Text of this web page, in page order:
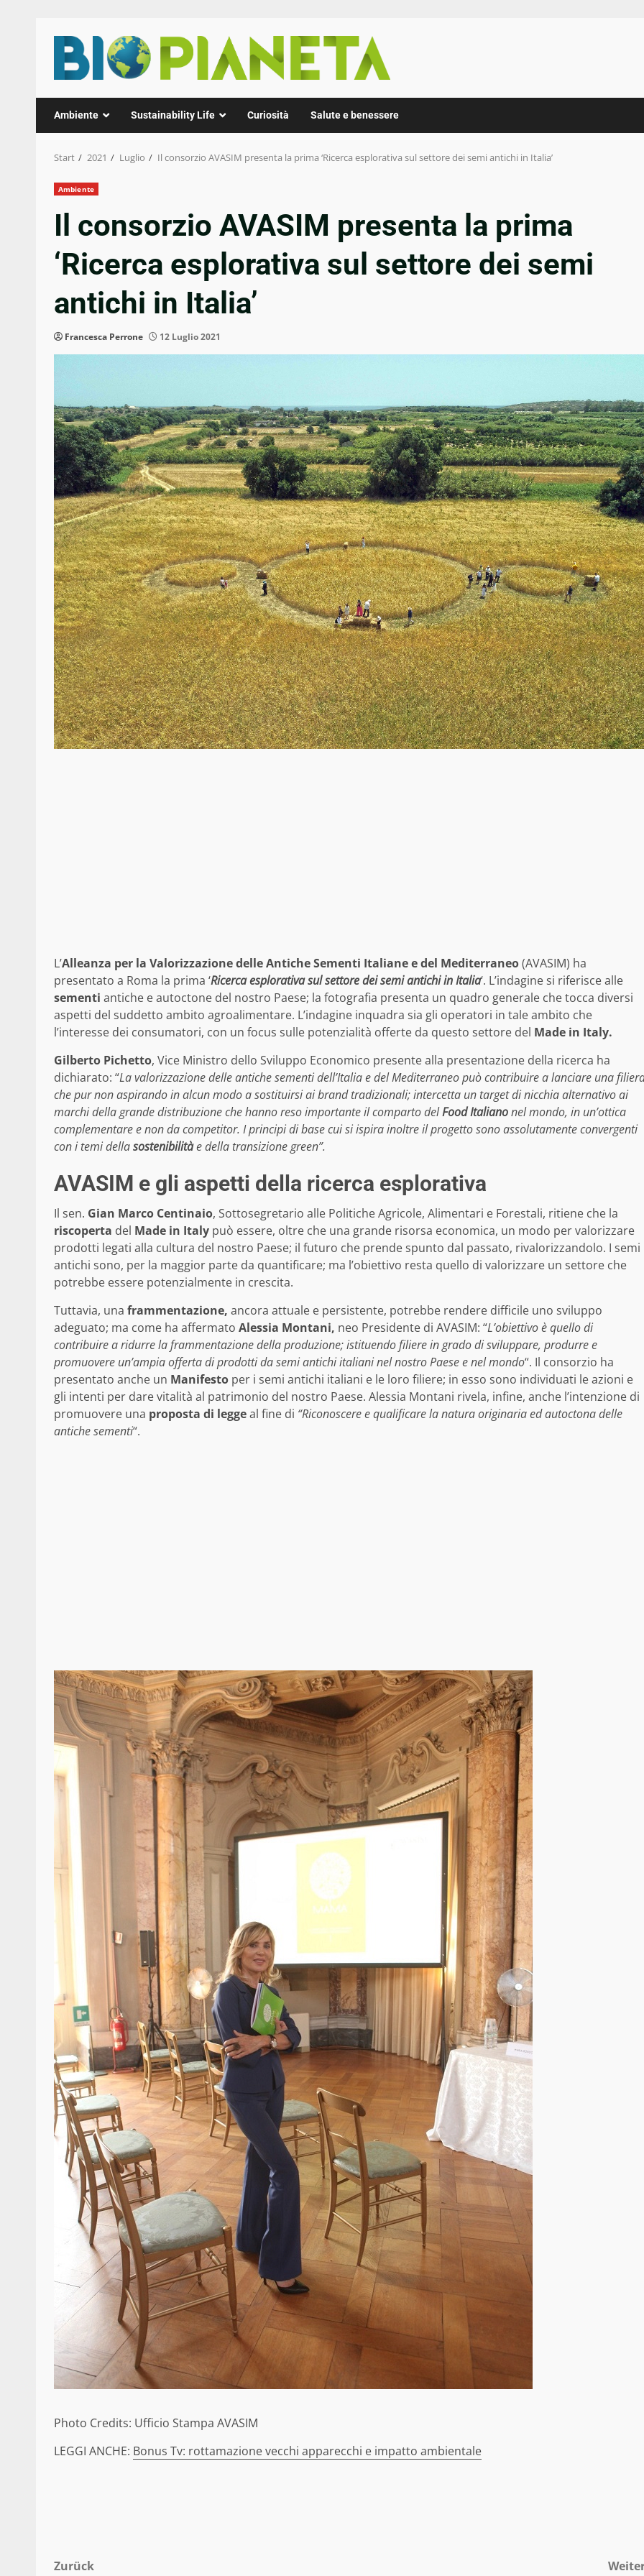
Inhalt
springen
Ambiente Sustainability Life Curiosità Salute e benessere
Start 2021 Luglio Il consorzio AVASIM presenta la prima ‘Ricerca esplorativa sul settore dei semi antichi in Italia’
Ambiente
Il consorzio AVASIM presenta la prima
‘Ricerca esplorativa sul settore dei semi
antichi in Italia’
Francesca Perrone 12 Luglio 2021
L’Alleanza per la Valorizzazione delle Antiche Sementi Italiane e del Mediterraneo(AVASIM) ha
presentato a Roma la prima ‘Ricerca esplorativa sul settore dei semi antichi in Italia‘. L’indagine si riferisce alle
sementi antiche e autoctone del nostro Paese; la fotografia presenta un quadro generale che tocca diversi
aspetti del suddetto ambito agroalimentare. L’indagine inquadra sia gli operatori in tale ambito che
l’interesse dei consumatori, con un focus sulle potenzialità offerte da questo settore del Made in Italy.
Gilberto Pichetto, Vice Ministro dello Sviluppo Economico presente alla presentazione della ricerca ha
dichiarato: “La valorizzazione delle antiche sementi dell’Italia e del Mediterraneo può contribuire a lanciare una
che pur non aspirando in alcun modo a sostituirsi ai brand tradizionali; intercetta un target di nicchia alternativo ai
marchi della grande distribuzione che hanno reso importante il comparto delFood Italianonel mondo, in un’ottica
complementare e non da competitor. I principi di base cui si ispira inoltre il progetto sono assolutamente convergenti
con i temi dellasostenibilitàe della transizione green”.
AVASIM e gli aspetti della ricerca esplorativa
Il sen. Gian Marco Centinaio, Sottosegretario alle Politiche Agricole, Alimentari e Forestali, ritiene che la
riscoperta del Made in Italy può essere, oltre che una grande risorsa economica, un modo per valorizzare
prodotti legati alla cultura del nostro Paese; il futuro che prende spunto dal passato, rivalorizzandolo. I semi
antichi sono, per la maggior parte da quantificare; ma l’obiettivo resta quello di valorizzare un settore che
potrebbe essere potenzialmente in crescita.
Tuttavia, una frammentazione, ancora attuale e persistente, potrebbe rendere difficile uno sviluppo
adeguato; ma come ha affermato Alessia Montani, neo Presidente di AVASIM: “L’obiettivo è quello di
contribuire a ridurre la frammentazione della produzione; istituendo filiere in grado di sviluppare, produrre e
promuovere un’ampia offerta di prodotti da semi antichi italiani nel nostro Paese e nel mondo“. Il consorzio ha
presentato anche un Manifesto per i semi antichi italiani e le loro filiere; in esso sono individuati le azioni e
gli intenti per dare vitalità al patrimonio del nostro Paese. Alessia Montani rivela, infine, anche l’intenzione di
promuovere una proposta di leggeal fine di “Riconoscere e qualificare la natura originaria ed autoctona delle
antiche sementi“.
Photo Credits: Ufficio Stampa AVASIM
LEGGI ANCHE: Bonus Tv: rottamazione vecchi apparecchi e impatto ambientale
Beitragsnavigation
Zurück